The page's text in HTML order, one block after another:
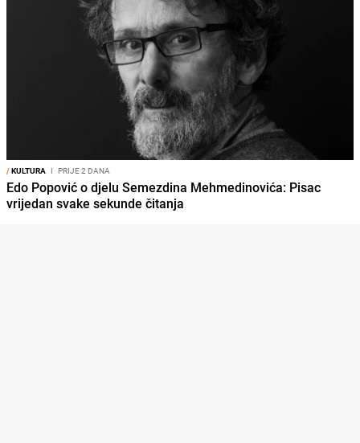
/KULTURA I PRIJE 2 DANA
Edo Popović o djelu Semezdina Mehmedinovića: Pisac
vrijedan svake sekunde čitanja